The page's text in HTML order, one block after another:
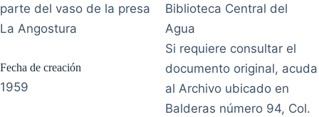
parte del vaso de la presa
La Angostura
Fecha de creación
1959
Biblioteca Central del
Agua
Si requiere consultar el
documento original, acuda
al Archivo ubicado en
Balderas número 94, Col.